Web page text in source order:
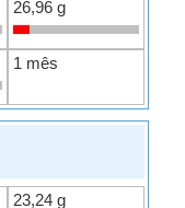
26,96 g
1 mês
23,24 g